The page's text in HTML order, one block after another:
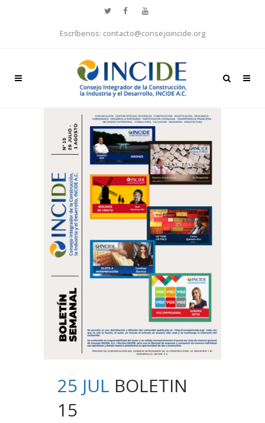
Escríbenos: contacto@consejoincide.org
25 JUL BOLETIN
15